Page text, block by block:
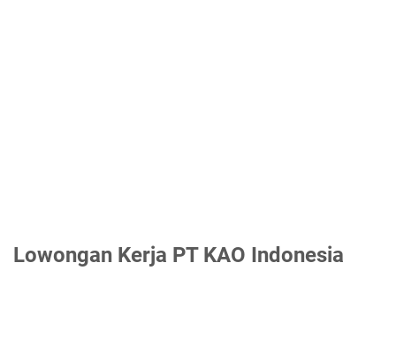
Lowongan Kerja PT KAO Indonesia